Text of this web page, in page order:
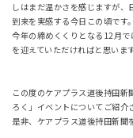
しはまだ温かさを感じますが
到来を実感する今日この頃です。
今年の締めくくりとなる12月
を迎えていただければと思います
この度のケアプラス道後持田
ろく」イベントについてご紹介
是非、ケアプラス道後持田新聞